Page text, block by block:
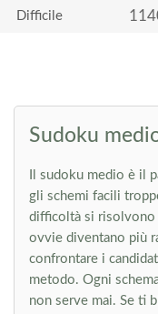
Difficile
Sudoku
Il sudoku medio è il
gli schemi facili
difficoltà si risolvono
ovvie diventano più
confrontare i
metodo. Ogni
non serve mai. Se ti